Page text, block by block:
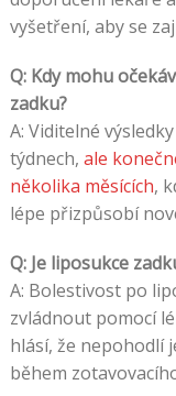
vyšetření, aby se
Q: Kdy mohu
zadku?
A: Viditelné
týdnech, ale
několika měsících,
lépe přizpůsobí
Q: Je liposukce
A: Bolestivost po
zvládnout pomocí
hlásí, že nepohodlí
během